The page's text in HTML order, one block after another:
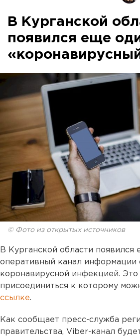
В Курганской
появился еще
© Фото из открытых источников
В Курганской области появился
оперативный канал информации
коронавирусной инфекцией. Это
присоединиться к которому
ссылке.
Как сообщает пресс-служба
правительства, Viber-канал